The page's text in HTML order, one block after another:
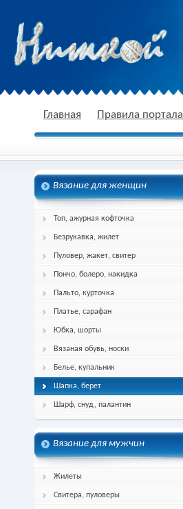
спицами, схема и описание
Главная Правила портала
Вязание для женщин
Топ, ажурная кофточка
Безрукавка, жилет
Пуловер, жакет, свитер
Пончо, болеро, накидка
Пальто, курточка
Платье, сарафан
Юбка, шорты
Вязаная обувь, носки
Белье, купальник
Шапка, берет
Шарф, снуд, палантин
Вязание для мужчин
Жилеты
Свитера, пуловеры